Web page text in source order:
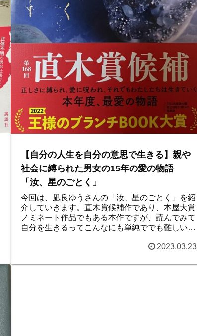
【自分の人生を自分の意思で生きる】親や
社会に縛られた男女の15年の愛の物語
「汝、星のごとく」
今回は、凪良ゆうさんの「汝、星のごとく」を紹
介していきます。直木賞候補作であり、本屋大賞
ノミネート作品でもある本作ですが、読んでみて
自分を生きるってこんなにも単純ででも難しいも
涙が止まらなかったです。ぜひ読んでみてくださ
2023.03.23